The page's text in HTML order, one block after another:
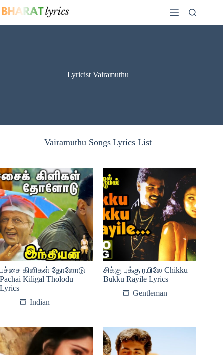
to
Lyricist Vairamuthu
Vairamuthu Songs Lyrics List
பச்சை கிளிகள் தோளோடு
Pachai Kiligal Tholodu
Lyrics
Indian
சிக்கு புக்கு ரயிலே Chikku
Bukku Rayile Lyrics
Gentleman